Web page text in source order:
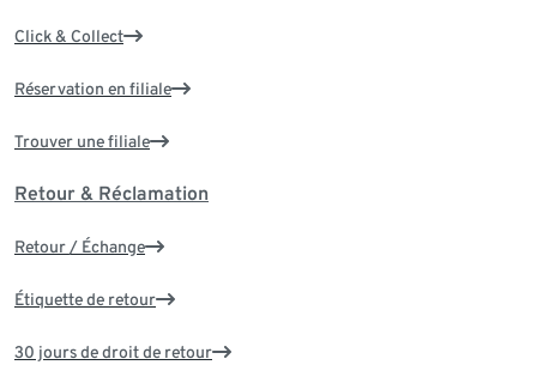
Click & Collect
Réservation en filiale
Trouver une filiale
Retour & Réclamation
Retour / Échange
Étiquette de retour
30 jours de droit de retour